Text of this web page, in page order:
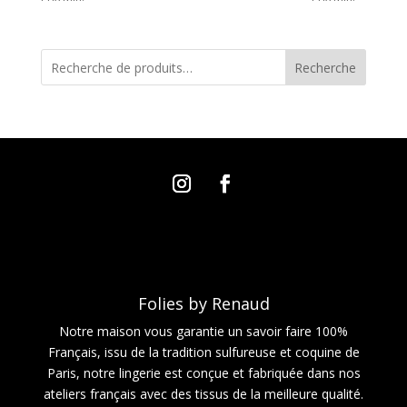
Recherche
Folies by Renaud
Notre maison vous garantie un savoir faire 100%
Français, issu de la tradition sulfureuse et coquine de
Paris, notre lingerie est conçue et fabriquée dans nos
ateliers français avec des tissus de la meilleure qualité.